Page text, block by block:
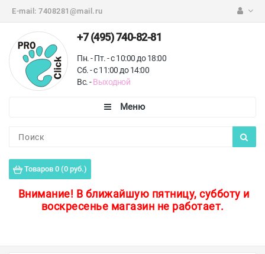
E-mail: 7408281@mail.ru
+7 (495) 740-82-81
Пн. - Пт. - с 10:00 до 18:00
Сб. - с 11:00 до 14:00
Вс. -Выходной
Товаров 0 (0 руб.)
Внимание! В ближайшую пятницу, субботу и
воскресенье магазин не работает.
Пороги для пола
Защитные уголки